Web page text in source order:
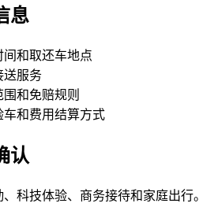
息
和取还车地点
送服务
和免赔规则
和费用结算方式
认
科技体验、商务接待和家庭出